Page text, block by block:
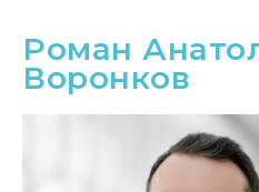
Роман
Воронков